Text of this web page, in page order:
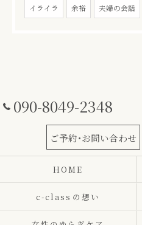
イライラ 余裕 夫婦の会話
090-8049-2348
ご予約･お問い合わせ
HOME
c-class⁨の想い